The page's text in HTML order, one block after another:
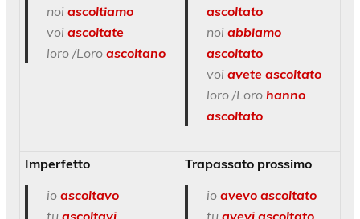
noi ascoltiamo
voi ascoltate
loro /Loro ascoltano
ascoltato
noi abbiamo
ascoltato
voi avete ascoltato
loro /Loro hanno
ascoltato
Imperfetto
io ascoltavo
Trapassato prossimo
io avevo ascoltato